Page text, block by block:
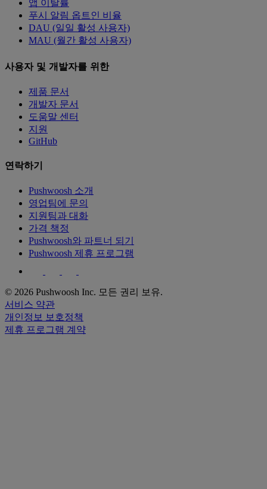
앱 이탈률
푸시 알림 옵트인 비율
DAU (일일 활성 사용자)
MAU (월간 활성 사용자)
사용자 및 개발자를 위한
제품 문서
개발자 문서
도움말 센터
지원
GitHub
연락하기
Pushwoosh 소개
영업팀에 문의
지원팀과 대화
가격 책정
Pushwoosh와 파트너 되기
Pushwoosh 제휴 프로그램
© 2026 Pushwoosh Inc. 모든 권리 보유.
서비스 약관
개인정보 보호정책
제휴 프로그램 계약